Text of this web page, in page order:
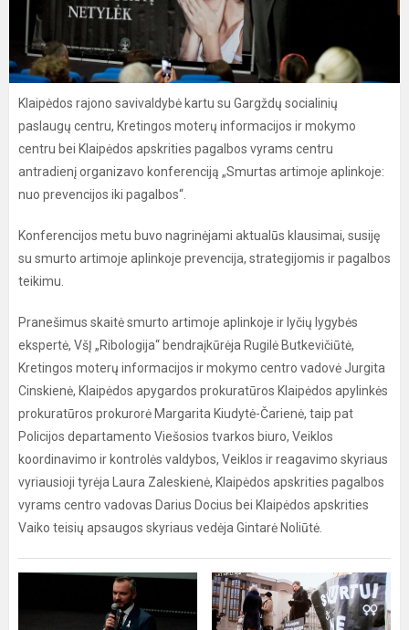
Klaipėdos rajono savivaldybė kartu su Gargždų socialinių
paslaugų centru, Kretingos moterų informacijos ir mokymo
centru bei Klaipėdos apskrities pagalbos vyrams centru
antradienį organizavo konferenciją „Smurtas artimoje aplinkoje:
nuo prevencijos iki pagalbos“.
Konferencijos metu buvo nagrinėjami aktualūs klausimai, susiję
su smurto artimoje aplinkoje prevencija, strategijomis ir pagalbos
teikimu.
Pranešimus skaitė smurto artimoje aplinkoje ir lyčių lygybės
ekspertė, VšĮ „Ribologija“ bendraįkūrėja Rugilė Butkevičiūtė,
Kretingos moterų informacijos ir mokymo centro vadovė Jurgita
Cinskienė, Klaipėdos apygardos prokuratūros Klaipėdos apylinkės
prokuratūros prokurorė Margarita Kiudytė-Čarienė, taip pat
Policijos departamento Viešosios tvarkos biuro, Veiklos
koordinavimo ir kontrolės valdybos, Veiklos ir reagavimo skyriaus
vyriausioji tyrėja Laura Zaleskienė, Klaipėdos apskrities pagalbos
vyrams centro vadovas Darius Docius bei Klaipėdos apskrities
Vaiko teisių apsaugos skyriaus vedėja Gintarė Noliūtė.